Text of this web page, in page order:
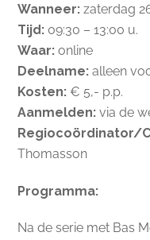
Wanneer: zaterdag
Tijd: 09:30 – 13:00 u.
Waar: online
Deelname: alleen
Kosten: € 5,- p.p.
Aanmelden: via de
Regiocoördinator/
Thomasson
Programma:
Na de serie met Bas